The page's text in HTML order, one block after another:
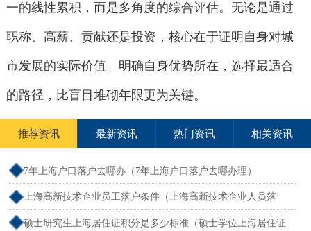
一的线性累积，而是多角度的综合评估。无论是通过
职称、高薪、贡献还是投资，核心在于证明自身对城
市发展的实际价值。明确自身优势所在，选择最适合
的路径，比盲目堆砌年限更为关键。
推荐资讯 最新资讯 热门资讯 相关资讯
7年上海户口落户去哪办（7年上海户口落户去哪办理）
上海高新技术企业员工落户条件（上海高新技术企业人员落
户）
硕士研究生上海居住证积分是多少标准（硕士学位上海居住证